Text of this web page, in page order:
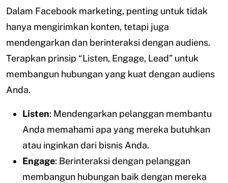
Dalam Facebook marketing, penting untuk tidak
hanya mengirimkan konten, tetapi juga
mendengarkan dan berinteraksi dengan audiens.
Terapkan prinsip “Listen, Engage, Lead” untuk
membangun hubungan yang kuat dengan audiens
Anda.
Listen: Mendengarkan pelanggan membantu
Anda memahami apa yang mereka butuhkan
atau inginkan dari bisnis Anda.
Engage: Berinteraksi dengan pelanggan
membangun hubungan baik dengan mereka